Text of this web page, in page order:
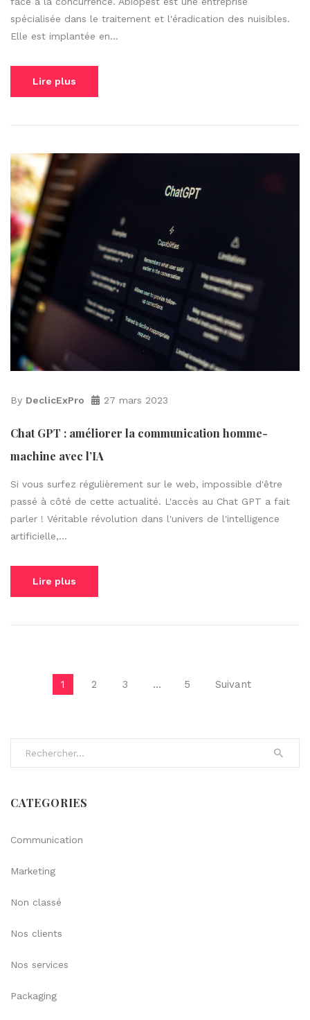
spécialisée dans le traitement et l'éradication des nuisibles.
Elle est implantée en...
Lire plus
By DeclicExPro 27 mars 2023
Chat GPT : améliorer la communication homme-
machine avec l’IA
Si vous surfez régulièrement sur le web, impossible d'être
passé à côté de cette actualité. L'accès au Chat GPT a fait
parler ! Véritable révolution dans l'univers de l'intelligence
artificielle,...
Lire plus
Pagination des publications
1 2 3 … 5 Suivant
CATEGORIES
Communication
Marketing
Non classé
Nos clients
Nos services
Packaging